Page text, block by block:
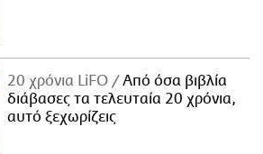
20 χρόνια LiFO
Από όσα βιβλία
διάβασες τα τελευταία 20 χρόνια,
αυτό ξεχωρίζεις